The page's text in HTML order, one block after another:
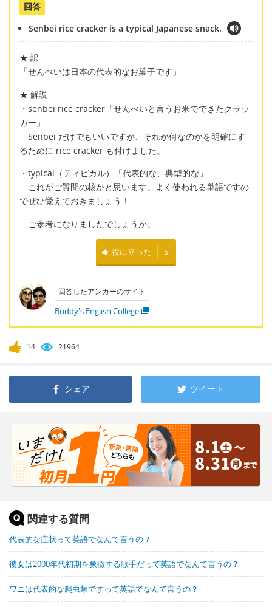
回答
Senbei rice cracker is a typical Japanese snack.
★ 訳
「せんべいは日本の代表的なお菓子です」
★ 解説
・senbei rice cracker「せんべいと言うお米でできたクラッ
カー」
Senbei だけでもいいですが、それが何なのかを明確にす
るために rice cracker も付けました。
・typical（ティピカル）「代表的な、典型的な」
これがご質問の核かと思います。よく使われる単語ですの
でぜひ覚えておきましょう！
ご参考になりましたでしょうか。
役に立った 5
回答したアンカーのサイト
Buddy's English College
14 21964
シェア ツイート
関連する質問
代表的な症状って英語でなんて言うの？
彼女は2000年代初期を象徴する歌手だって英語でなんて言うの？
ワニは代表的な爬虫類ですって英語でなんて言うの？